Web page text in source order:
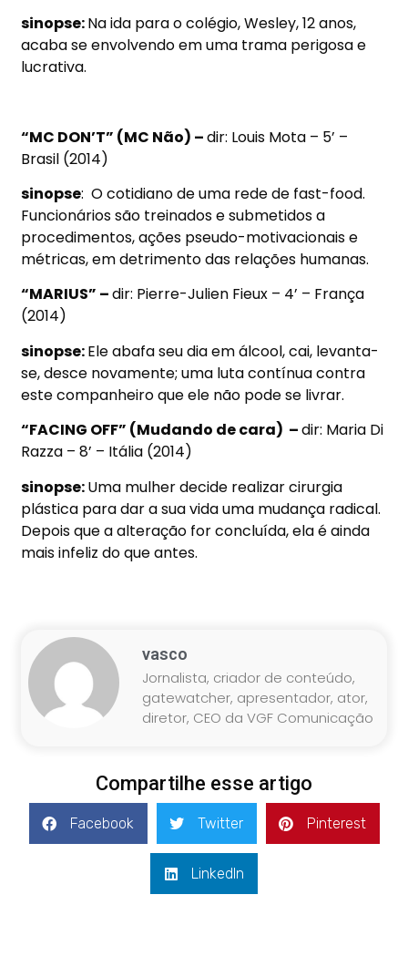
sinopse:Na ida para o colégio, Wesley, 12 anos,
acaba se envolvendo em uma trama perigosa e
lucrativa.
“MC DON’T” (MC Não) –dir: Louis Mota – 5’ –
Brasil (2014)
sinopse: O cotidiano de uma rede de fast-food.
Funcionários são treinados e submetidos a
procedimentos, ações pseudo-motivacionais e
métricas, em detrimento das relações humanas.
“MARIUS” –dir: Pierre-Julien Fieux – 4’ – França
(2014)
sinopse:Ele abafa seu dia em álcool, cai, levanta-
se, desce novamente; uma luta contínua contra
este companheiro que ele não pode se livrar.
“FACING OFF” (Mudando de cara) –dir: Maria Di
Razza – 8’ – Itália (2014)
sinopse:Uma mulher decide realizar cirurgia
plástica para dar a sua vida uma mudança radical.
Depois que a alteração for concluída, ela é ainda
mais infeliz do que antes.
vasco
Jornalista, criador de conteúdo,
gatewatcher, apresentador, ator,
diretor, CEO da VGF Comunicação
Compartilhe esse artigo
Facebook Twitter Pinterest
LinkedIn